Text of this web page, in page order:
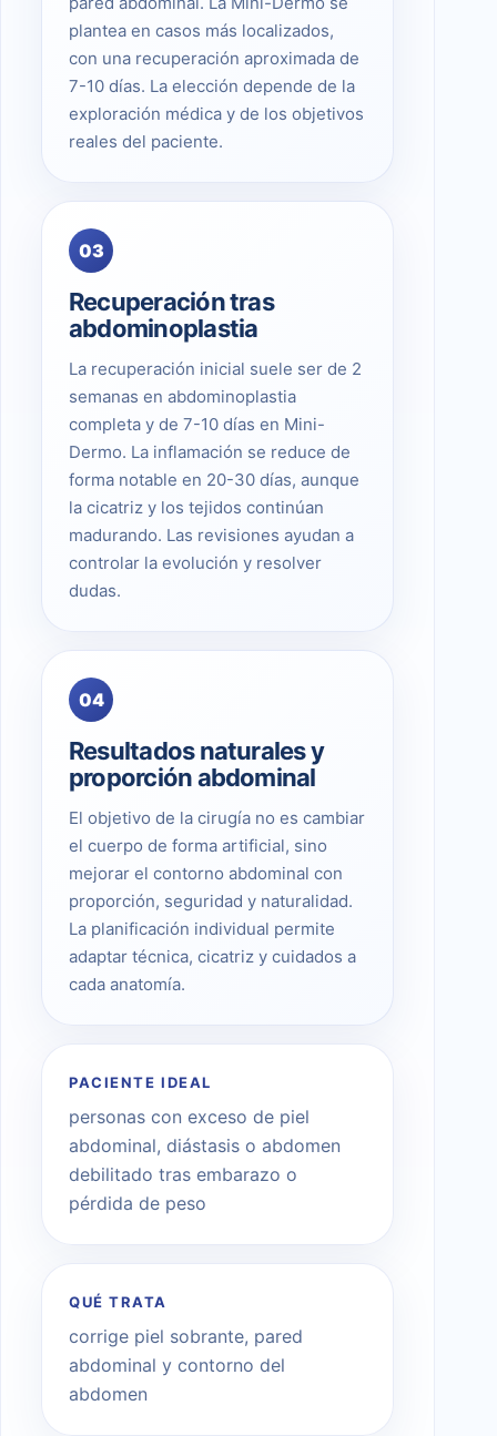
plantea en casos más localizados,
con una recuperación aproximada de
7-10 días. La elección depende de la
exploración médica y de los objetivos
reales del paciente.
03
Recuperación tras
abdominoplastia
La recuperación inicial suele ser de 2
semanas en abdominoplastia
completa y de 7-10 días en Mini-
Dermo. La inflamación se reduce de
forma notable en 20-30 días, aunque
la cicatriz y los tejidos continúan
madurando. Las revisiones ayudan a
controlar la evolución y resolver
dudas.
04
Resultados naturales y
proporción abdominal
El objetivo de la cirugía no es cambiar
el cuerpo de forma artificial, sino
mejorar el contorno abdominal con
proporción, seguridad y naturalidad.
La planificación individual permite
adaptar técnica, cicatriz y cuidados a
cada anatomía.
PACIENTE IDEAL
personas con exceso de piel
abdominal, diástasis o abdomen
debilitado tras embarazo o
pérdida de peso
QUÉ TRATA
corrige piel sobrante, pared
abdominal y contorno del
abdomen